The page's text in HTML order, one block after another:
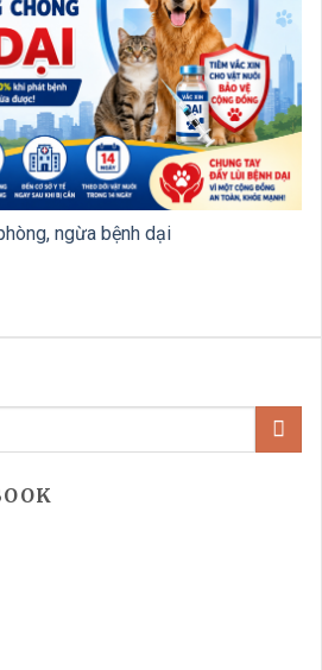
ngừa bệnh dại